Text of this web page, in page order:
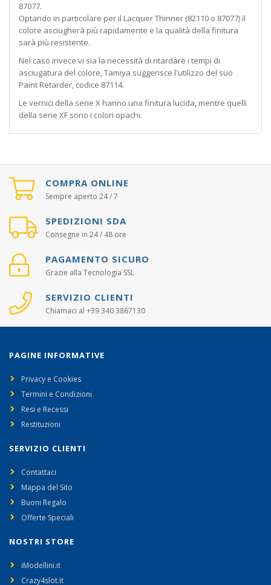
87077.
Optando in particolare per il Lacquer Thinner (82110 o 87077) il
colore asciugherà più rapidamente e la qualità della finitura
sarà più resistente.
Nel caso invece vi sia la necessità di ritardare i tempi di
asciugatura del colore, Tamiya suggerisce l'utilizzo del suo
Paint Retarder, codice 87114.
Le vernici della serie X hanno una finitura lucida, mentre quelli
della serie XF sono i colori opachi.
COMPRA ONLINE
Sempre aperto 24 / 7
SPEDIZIONI SDA
Consegne in 24 / 48 ore
PAGAMENTO SICURO
Grazie alla Tecnologia SSL
SERVIZIO CLIENTI
Chiamaci al +39 340 3867130
PAGINE INFORMATIVE
Privacy e Cookies
Termini e Condizioni
Resi e Recessi
Restituzioni
SERVIZIO CLIENTI
Contattaci
Mappa del Sito
Buoni Regalo
Offerte Speciali
NOSTRI STORE
iModellini.it
Crazy4slot.it